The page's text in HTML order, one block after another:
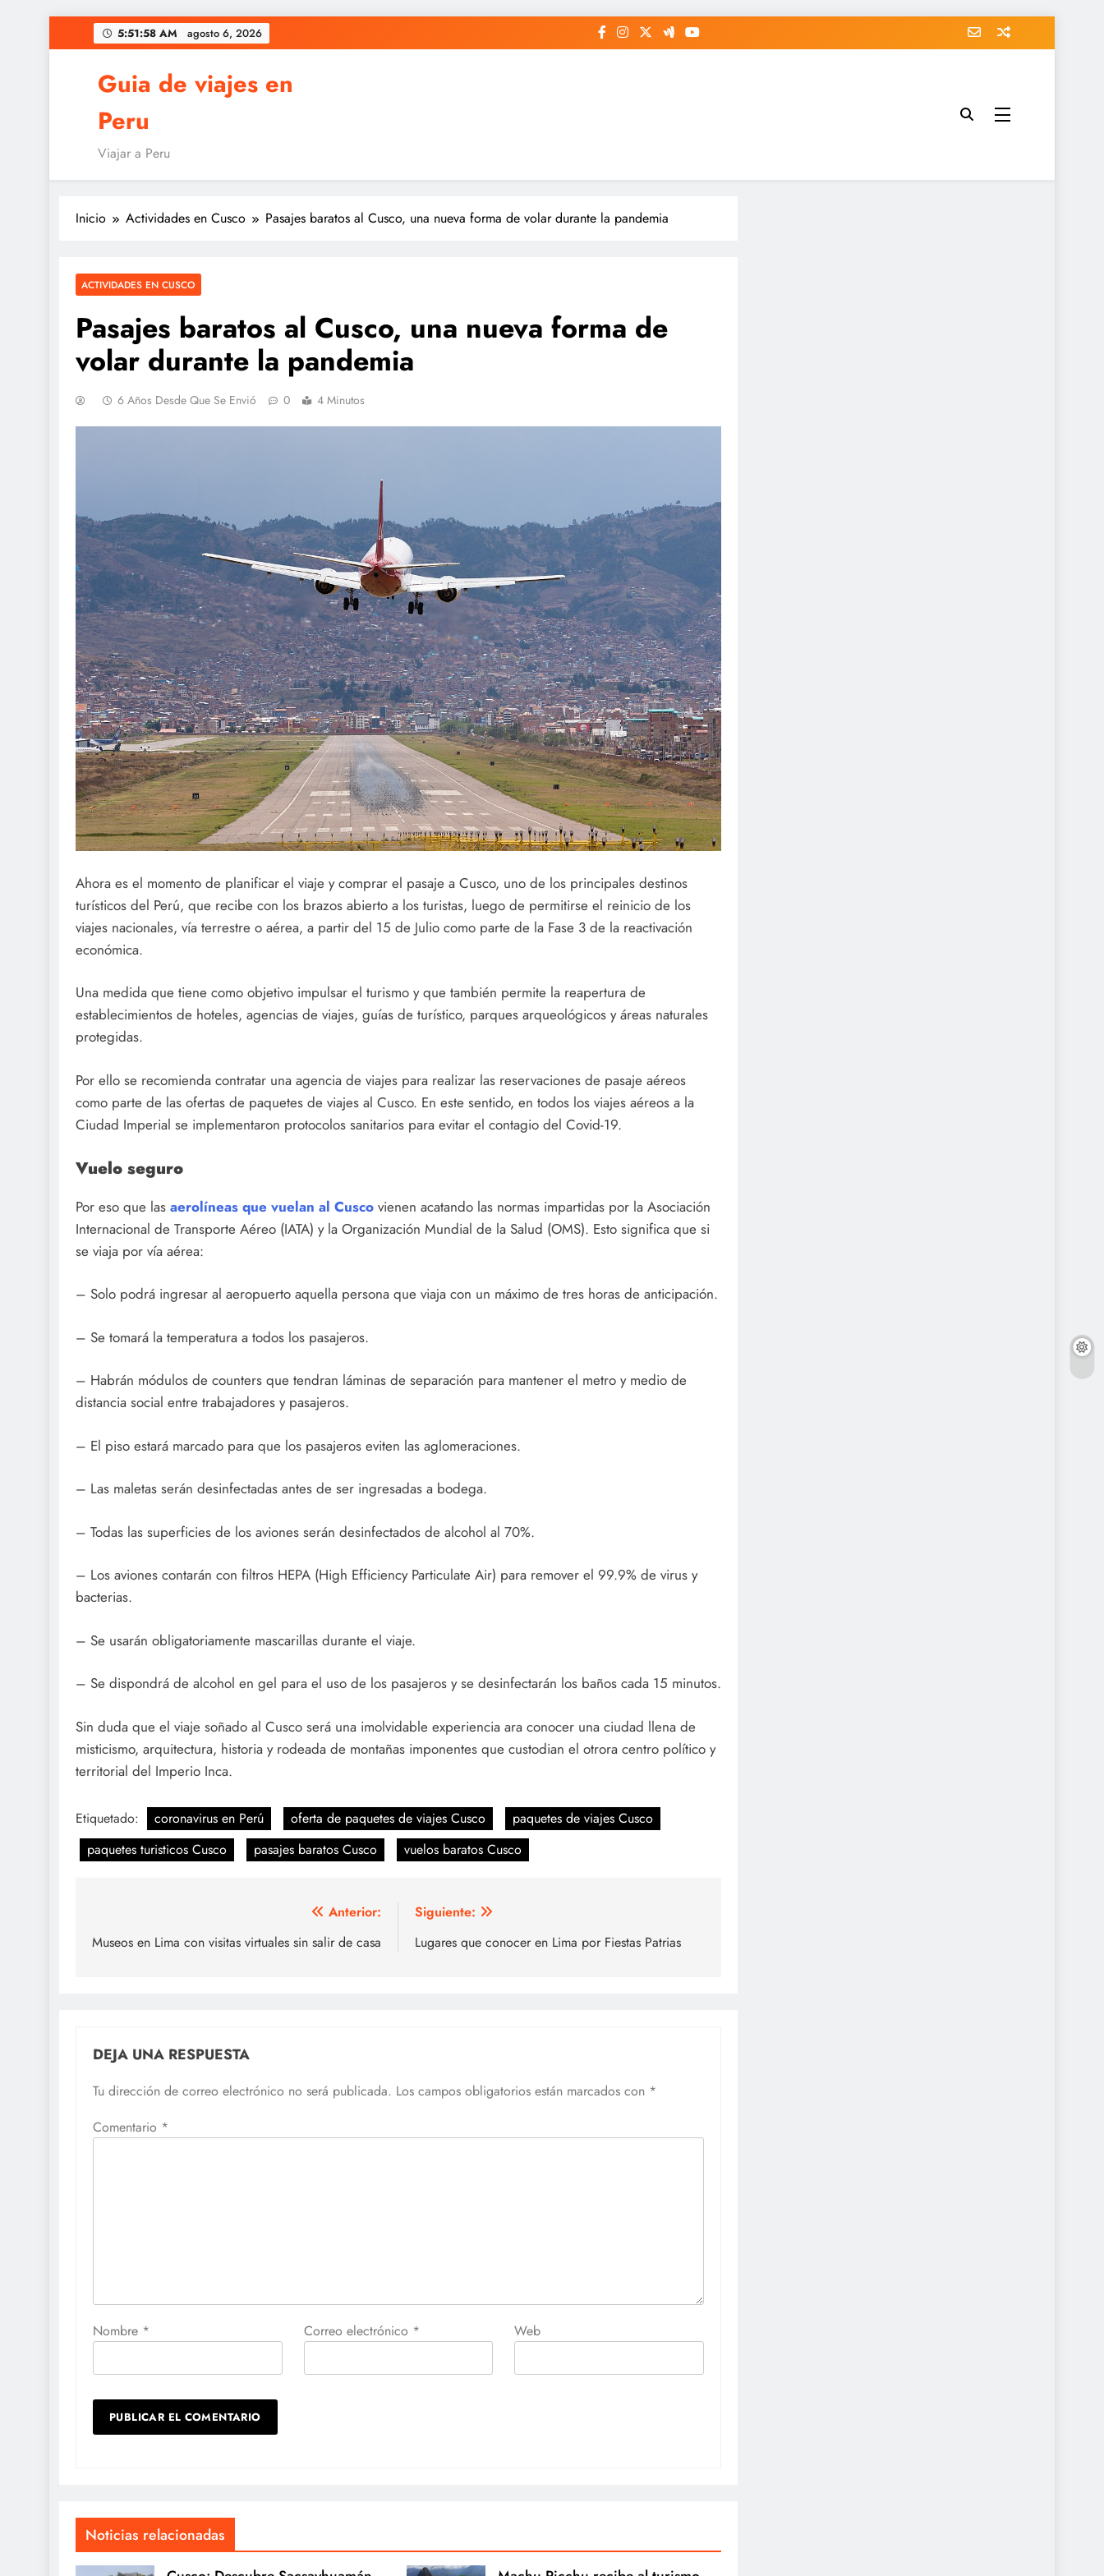
al
5:51:59 AM agosto 6, 2026
Guia de viajes en
Peru
Viajar a Peru
Inicio Actividades en Cusco Pasajes baratos al Cusco, una nueva forma de volar durante la pandemia
ACTIVIDADES EN CUSCO
Pasajes baratos al Cusco, una nueva forma de
volar durante la pandemia
6 Años Desde Que Se Envió 0 4 Minutos
Ahora es el momento de planificar el viaje y comprar el pasaje a Cusco, uno de los principales destinos
turísticos del Perú, que recibe con los brazos abierto a los turistas, luego de permitirse el reinicio de los
viajes nacionales, vía terrestre o aérea, a partir del 15 de Julio como parte de la Fase 3 de la reactivación
económica.
Una medida que tiene como objetivo impulsar el turismo y que también permite la reapertura de
establecimientos de hoteles, agencias de viajes, guías de turístico, parques arqueológicos y áreas naturales
protegidas.
Por ello se recomienda contratar una agencia de viajes para realizar las reservaciones de pasaje aéreos
como parte de las ofertas de paquetes de viajes al Cusco. En este sentido, en todos los viajes aéreos a la
Ciudad Imperial se implementaron protocolos sanitarios para evitar el contagio del Covid-19.
Vuelo seguro
Por eso que las aerolíneas que vuelan al Cusco vienen acatando las normas impartidas por la Asociación
Internacional de Transporte Aéreo (IATA) y la Organización Mundial de la Salud (OMS). Esto significa que si
se viaja por vía aérea:
– Solo podrá ingresar al aeropuerto aquella persona que viaja con un máximo de tres horas de anticipación.
– Se tomará la temperatura a todos los pasajeros.
– Habrán módulos de counters que tendran láminas de separación para mantener el metro y medio de
distancia social entre trabajadores y pasajeros.
– El piso estará marcado para que los pasajeros eviten las aglomeraciones.
– Las maletas serán desinfectadas antes de ser ingresadas a bodega.
– Todas las superficies de los aviones serán desinfectados de alcohol al 70%.
– Los aviones contarán con filtros HEPA (High Efficiency Particulate Air) para remover el 99.9% de virus y
bacterias.
– Se usarán obligatoriamente mascarillas durante el viaje.
– Se dispondrá de alcohol en gel para el uso de los pasajeros y se desinfectarán los baños cada 15 minutos.
Sin duda que el viaje soñado al Cusco será una imolvidable experiencia ara conocer una ciudad llena de
misticismo, arquitectura, historia y rodeada de montañas imponentes que custodian el otrora centro político y
territorial del Imperio Inca.
Etiquetado: coronavirus en Perú oferta de paquetes de viajes Cusco
paquetes de viajes Cusco
paquetes turisticos Cusco
pasajes baratos Cusco vuelos baratos Cusco
de
Anterior:
Museos en Lima con visitas virtuales sin salir de casa
Siguiente:
Lugares que conocer en Lima por Fiestas Patrias
DEJA UNA RESPUESTA
Tu dirección de correo electrónico no será publicada. Los campos obligatorios están marcados con *
Comentario *
Nombre * Correo electrónico * Web
Noticias relacionadas